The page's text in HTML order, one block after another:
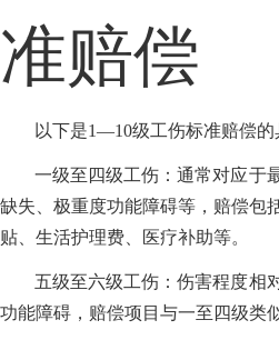
准赔偿
以下是1—10级工伤标准赔偿的
一级至四级工伤：通常对应于
缺失、极重度功能障碍等，赔偿包
贴、生活护理费、医疗补助等。
五级至六级工伤：伤害程度相
功能障碍，赔偿项目与一至四级类